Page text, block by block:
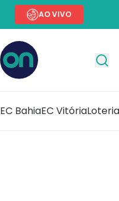
AO VIVO
EC BahiaEC Vitória